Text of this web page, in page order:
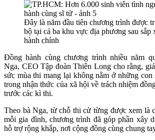
Đây là năm đầu tiên chương trình được
bộ tại cả ba khu vực địa phương sau sắp
hành chính
Đồng hành cùng chương trình nhiều năm
Nga, CEO Tập đoàn Thiên Long cho rằng,
sức mùa thi mang lại không nằm ở những con
trong nhận thức của xã hội về trách nhiệm
trước các kì thi.
Theo bà Nga, từ chỗ thi cử từng được xem là
mỗi gia đình, chương trình đã góp phần xây
hỗ trợ rộng khắp, nơi cộng đồng cùng chung